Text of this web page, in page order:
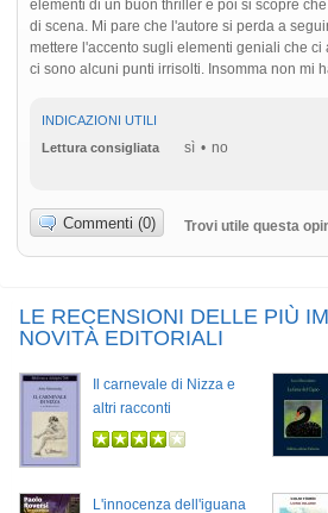
elementi di un buon thriller e poi si scopre
di scena. Mi pare che l'autore si perda a
mettere l'accento sugli elementi geniali che ci
ci sono alcuni punti irrisolti. Insomma non mi
INDICAZIONI UTILI
Lettura consigliata
sì no
Commenti (0) Trovi utile questa
LE RECENSIONI DELLE PIÙ
NOVITÀ EDITORIALI
Il carnevale di Nizza e
altri racconti
L'innocenza dell'iguana